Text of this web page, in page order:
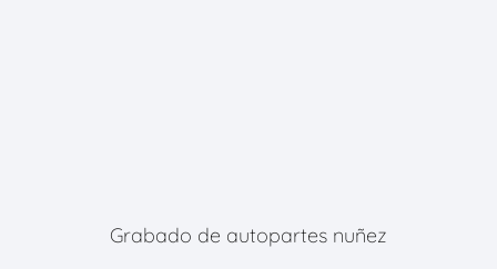
Grabado de autopartes nuñez